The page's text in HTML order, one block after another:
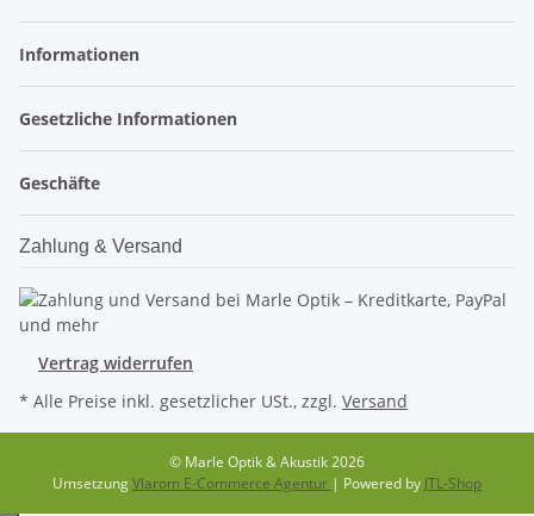
Informationen
Gesetzliche Informationen
Geschäfte
Zahlung & Versand
Vertrag widerrufen
* Alle Preise inkl. gesetzlicher USt., zzgl. Versand
© Marle Optik & Akustik 2026
UmsetzungVlarom E-Commerce Agentur | Powered by JTL-Shop